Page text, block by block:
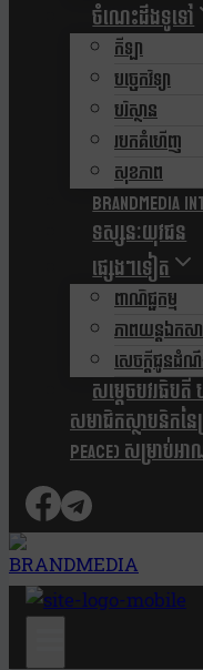
ចំណេះដឹងទូទៅ
កីឡា
បច្ចេកវិទ្យា
បរិស្ថាន
របកគំហើញ
សុខភាព
Brandmedia
ទស្សនៈយុវជន
ផ្សេងៗទៀត
ពាណិជ្ជកម្ម
ភាពយន្តឯកស
សេចក្តីជូនដំ
សម្តេចបវរធិប
សមាជិកស្ថាបនិកនៃ
Peace) សម្រាប់អា